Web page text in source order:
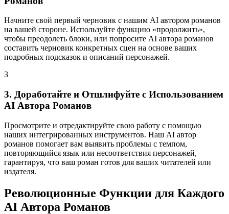
Начните свой первый черновик с нашим AI автором романов
на вашей стороне. Используйте функцию «продолжить»,
чтобы преодолеть блоки, или попросите AI автора романов
составить черновик конкретных сцен на основе ваших
подробных подсказок и описаний персонажей.
3
3. Доработайте и Отшлифуйте с Использованием
AI Автора Романов
Просмотрите и отредактируйте свою работу с помощью
наших интегрированных инструментов. Наш AI автор
романов помогает вам выявить проблемы с темпом,
повторяющийся язык или несоответствия персонажей,
гарантируя, что ваш роман готов для ваших читателей или
издателя.
Революционные Функции для Каждого
AI Автора Романов